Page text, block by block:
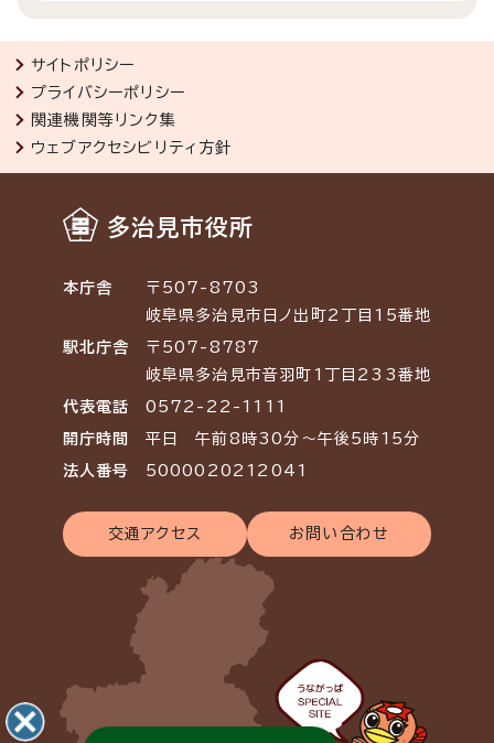
サイトポリシー
プライバシーポリシー
関連機関等リンク集
ウェブアクセシビリティ方針
多治見市役所
本庁舎
〒507-8703
岐阜県多治見市日ノ出町2丁目15番地
駅北庁舎
〒507-8787
岐阜県多治見市音羽町1丁目233番地
代表電話 0572-22-1111
開庁時間 平日 午前8時30分～午後5時15分
法人番号 5000020212041
交通アクセス お問い合わせ